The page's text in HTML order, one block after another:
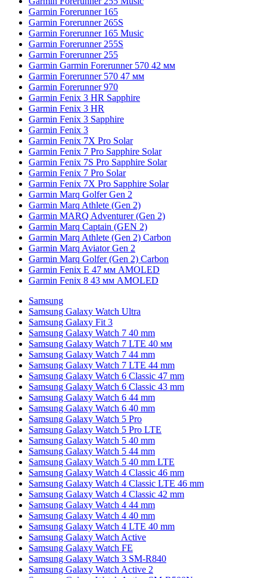
Garmin Forerunner 165
Garmin Forerunner 265S
Garmin Forerunner 165 Music
Garmin Forerunner 255S
Garmin Forerunner 255
Garmin Garmin Forerunner 570 42 мм
Garmin Forerunner 570 47 мм
Garmin Forerunner 970
Garmin Fenix 3 HR Sapphire
Garmin Fenix 3 HR
Garmin Fenix 3 Sapphire
Garmin Fenix 3
Garmin Fenix 7X Pro Solar
Garmin Fenix 7 Pro Sapphire Solar
Garmin Fenix 7S Pro Sapphire Solar
Garmin Fenix 7 Pro Solar
Garmin Fenix 7X Pro Sapphire Solar
Garmin Marq Golfer Gen 2
Garmin Marq Athlete (Gen 2)
Garmin MARQ Adventurer (Gen 2)
Garmin Marq Captain (GEN 2)
Garmin Marq Athlete (Gen 2) Carbon
Garmin Marq Aviator Gen 2
Garmin Marq Golfer (Gen 2) Carbon
Garmin Fenix E 47 мм AMOLED
Garmin Fenix 8 43 мм AMOLED
Samsung
Samsung Galaxy Watch Ultra
Samsung Galaxy Fit 3
Samsung Galaxy Watch 7 40 mm
Samsung Galaxy Watch 7 LTE 40 мм
Samsung Galaxy Watch 7 44 mm
Samsung Galaxy Watch 7 LTE 44 mm
Samsung Galaxy Watch 6 Classic 47 mm
Samsung Galaxy Watch 6 Classic 43 mm
Samsung Galaxy Watch 6 44 mm
Samsung Galaxy Watch 6 40 mm
Samsung Galaxy Watch 5 Pro
Samsung Galaxy Watch 5 Pro LTE
Samsung Galaxy Watch 5 40 mm
Samsung Galaxy Watch 5 44 mm
Samsung Galaxy Watch 5 40 mm LTE
Samsung Galaxy Watch 4 Classic 46 mm
Samsung Galaxy Watch 4 Classic LTE 46 mm
Samsung Galaxy Watch 4 Classic 42 mm
Samsung Galaxy Watch 4 44 mm
Samsung Galaxy Watch 4 40 mm
Samsung Galaxy Watch 4 LTE 40 mm
Samsung Galaxy Watch Active
Samsung Galaxy Watch FE
Samsung Galaxy Watch 3 SM-R840
Samsung Galaxy Watch Active 2